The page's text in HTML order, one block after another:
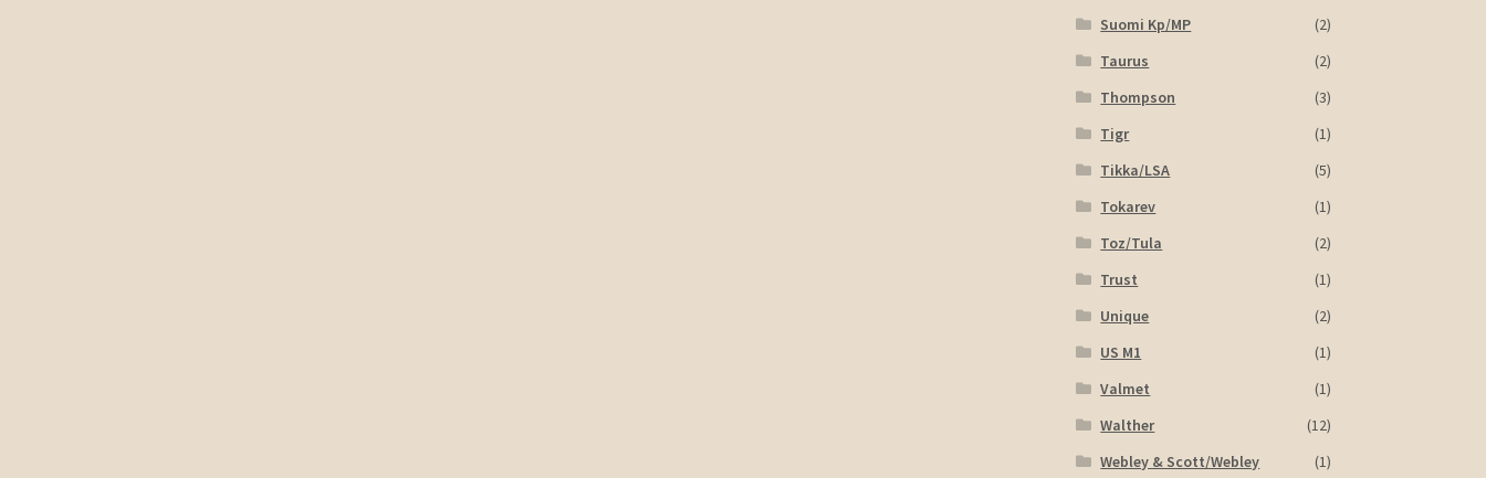
Suomi Kp/MP
(2)
Taurus
(2)
Thompson
(3)
Tigr
(1)
Tikka/LSA
(5)
Tokarev
(1)
Toz/Tula
(2)
Trust
(1)
Unique
(2)
US M1
(1)
Valmet
(1)
Walther
(12)
Webley & Scott/Webley
(1)